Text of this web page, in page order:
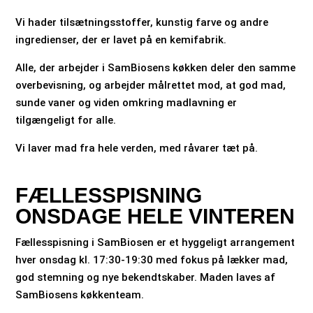
Vi hader tilsætningsstoffer, kunstig farve og andre
ingredienser, der er lavet på en kemifabrik.
Alle, der arbejder i SamBiosens køkken deler den samme
overbevisning, og arbejder målrettet mod, at god mad,
sunde vaner og viden omkring madlavning er
tilgængeligt for alle.
Vi laver mad fra hele verden, med råvarer tæt på.
FÆLLESSPISNING
ONSDAGE HELE VINTEREN
Fællesspisning i SamBiosen er et hyggeligt arrangement
hver onsdag kl. 17:30-19:30 med fokus på lækker mad,
god stemning og nye bekendtskaber. Maden laves af
SamBiosens køkkenteam.